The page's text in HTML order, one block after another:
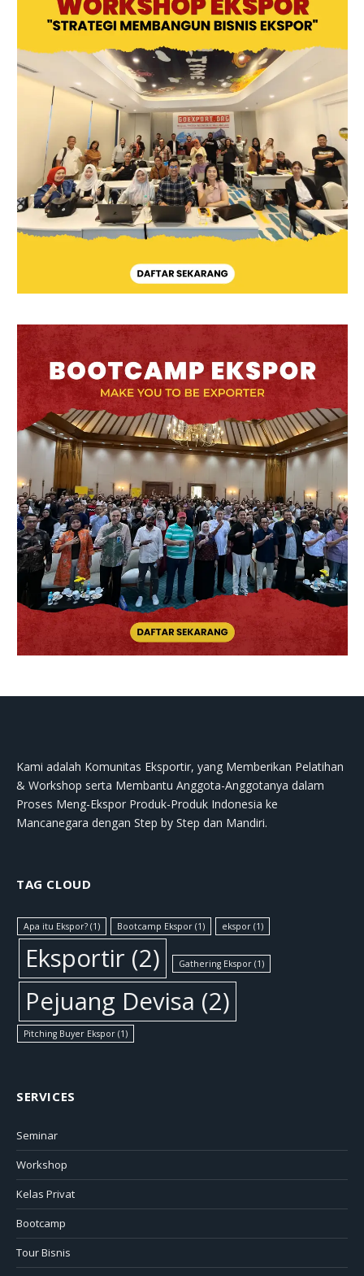
Kami adalah Komunitas Eksportir, yang Memberikan Pelatihan
& Workshop serta Membantu Anggota-Anggotanya dalam
Proses Meng-Ekspor Produk-Produk Indonesia ke
Mancanegara dengan Step by Step dan Mandiri.
TAG CLOUD
Apa itu Ekspor? (1) Bootcamp Ekspor (1) ekspor (1)
Eksportir (2) Gathering Ekspor(1)
Pejuang Devisa (2)
Pitching Buyer Ekspor (1)
SERVICES
Seminar
Workshop
Kelas Privat
Bootcamp
Tour Bisnis